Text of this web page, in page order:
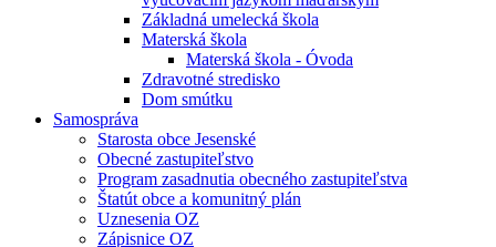
Základná umelecká škola
Materská škola
Materská škola - Óvoda
Zdravotné stredisko
Dom smútku
Samospráva
Starosta obce Jesenské
Obecné zastupiteľstvo
Program zasadnutia obecného zastupiteľstva
Štatút obce a komunitný plán
Uznesenia OZ
Zápisnice OZ